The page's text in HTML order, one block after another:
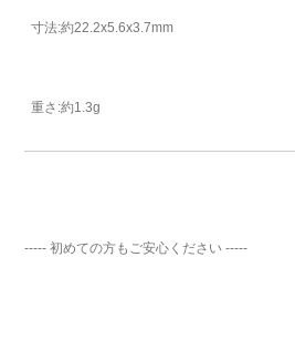
寸法:約22.2x5.6x3.7mm
重さ:約1.3g
----- 初めての方もご安心ください -----